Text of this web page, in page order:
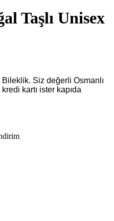
Taşlı Unisex
Siz değerli Osmanlı
kartı ister kapıda